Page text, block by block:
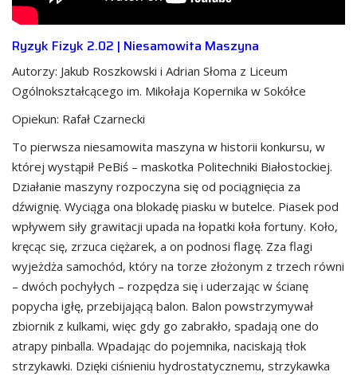
Ryzyk Fizyk 2.02 | Niesamowita Maszyna
Autorzy: Jakub Roszkowski i Adrian Słoma z Liceum
Ogólnokształcącego im. Mikołaja Kopernika w Sokółce
Opiekun: Rafał Czarnecki
To pierwsza niesamowita maszyna w historii konkursu, w
której wystąpił PeBiś – maskotka Politechniki Białostockiej.
Działanie maszyny rozpoczyna się od pociągnięcia za
dźwignię. Wyciąga ona blokadę piasku w butelce. Piasek pod
wpływem siły grawitacji upada na łopatki koła fortuny. Koło,
kręcąc się, zrzuca ciężarek, a on podnosi flagę. Zza flagi
wyjeżdża samochód, który na torze złożonym z trzech równi
– dwóch pochyłych – rozpędza się i uderzając w ścianę
popycha igłę, przebijającą balon. Balon powstrzymywał
zbiornik z kulkami, więc gdy go zabrakło, spadają one do
atrapy pinballa. Wpadając do pojemnika, naciskają tłok
strzykawki. Dzięki ciśnieniu hydrostatycznemu, strzykawka